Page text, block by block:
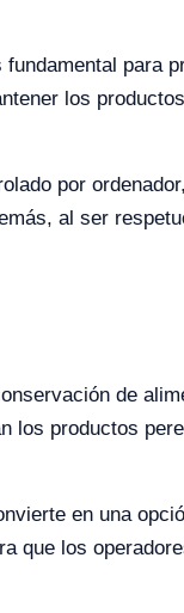
para
los
por
al ser
de
los productos
en una
que los